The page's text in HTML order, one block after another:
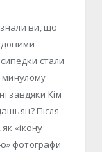
ви, що
стали
завдяки Кім
Після
як «ікону
фотографи